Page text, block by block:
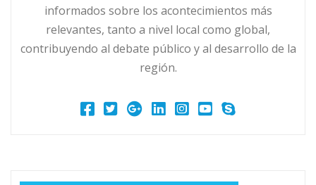
informados sobre los acontecimientos más
relevantes, tanto a nivel local como global,
contribuyendo al debate público y al desarrollo de la
región.